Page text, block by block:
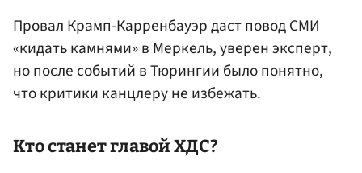
Провал Крамп-Карренбауэр даст повод СМИ
«кидать камнями» в Меркель, уверен эксперт,
но после событий в Тюрингии было понятно,
что критики канцлеру не избежать.
Кто станет главой ХДС?